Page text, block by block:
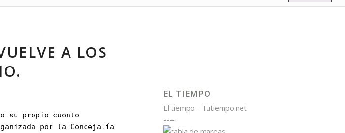
A LOS
su propio cuento
por la Concejalía
EL TIEMPO
El tiempo - Tutiempo.net
----